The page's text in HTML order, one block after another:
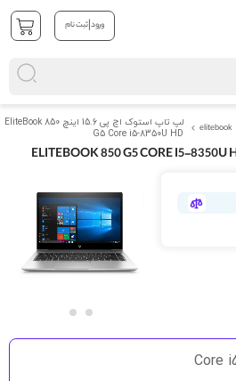
ورود|ثبت نام
elitebook
لپ تاپ استوک اچ پی 15.6 اینچ EliteBook 850
G5 Core i5-8350U HD
انتهای
تصاویر